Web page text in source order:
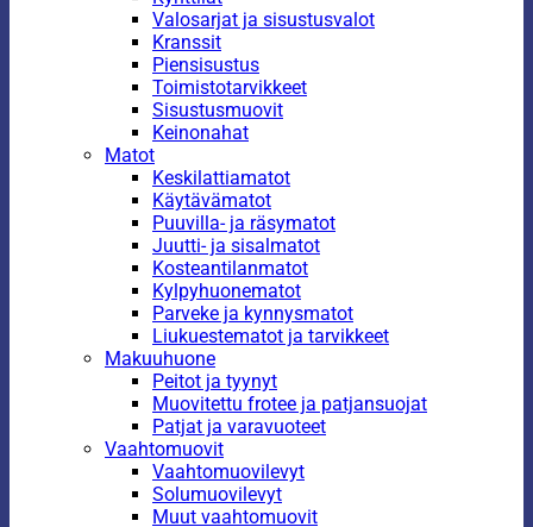
Valosarjat ja sisustusvalot
Kranssit
Piensisustus
Toimistotarvikkeet
Sisustusmuovit
Keinonahat
Matot
Keskilattiamatot
Käytävämatot
Puuvilla- ja räsymatot
Juutti- ja sisalmatot
Kosteantilanmatot
Kylpyhuonematot
Parveke ja kynnysmatot
Liukuestematot ja tarvikkeet
Makuuhuone
Peitot ja tyynyt
Muovitettu frotee ja patjansuojat
Patjat ja varavuoteet
Vaahtomuovit
Vaahtomuovilevyt
Solumuovilevyt
Muut vaahtomuovit